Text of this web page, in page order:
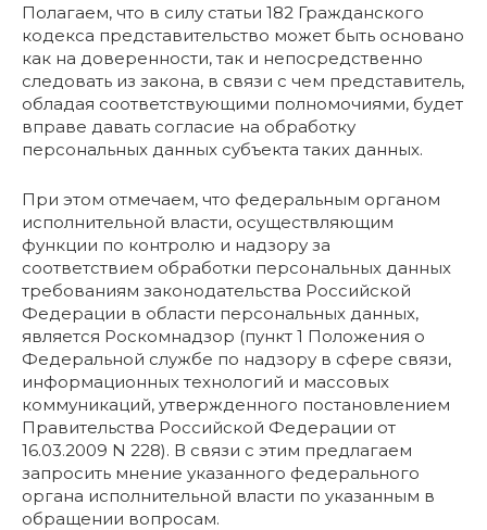
Полагаем, что в силу статьи 182 Гражданского
кодекса представительство может быть основано
как на доверенности, так и непосредственно
следовать из закона, в связи с чем представитель,
обладая соответствующими полномочиями, будет
вправе давать согласие на обработку
персональных данных субъекта таких данных.
При этом отмечаем, что федеральным органом
исполнительной власти, осуществляющим
функции по контролю и надзору за
соответствием обработки персональных данных
требованиям законодательства Российской
Федерации в области персональных данных,
является Роскомнадзор (пункт 1 Положения о
Федеральной службе по надзору в сфере связи,
информационных технологий и массовых
коммуникаций, утвержденного постановлением
Правительства Российской Федерации от
16.03.2009 N 228). В связи с этим предлагаем
запросить мнение указанного федерального
органа исполнительной власти по указанным в
обращении вопросам.